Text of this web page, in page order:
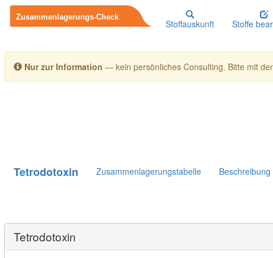
Stoffauskunft Stoffe
Nur zur Information — kein persönliches Consulting. Bitte mit
Tetrodotoxin Zusammenlagerungstabelle Beschreibung
Tetrodotoxin